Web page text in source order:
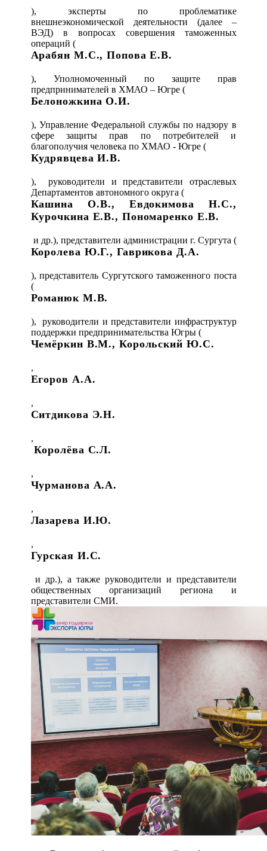
), эксперты по проблематике
внешнеэкономической деятельности (далее –
ВЭД) в вопросах совершения таможенных
операций (
Арабян М.С., Попова Е.В.
), Уполномоченный по защите прав
предпринимателей в ХМАО – Югре (
Белоножкина О.И.
), Управление Федеральной службы по надзору в
сфере защиты прав по потребителей и
благополучия человека по ХМАО - Югре (
Кудрявцева И.В.
), руководители и представители отраслевых
Департаментов автономного округа (
Кашина О.В., Евдокимова Н.С.,
Курочкина Е.В., Пономаренко Е.В.
и др.), представители администрации г. Сургута (
Королева Ю.Г., Гаврикова Д.А.
), представитель Сургутского таможенного поста
(
Романюк М.В.
), руководители и представители инфраструктур
поддержки предпринимательства Югры (
Чемёркин В.М., Корольский Ю.С.
,
Егоров А.А.
,
Ситдикова Э.Н.
,
Королёва С.Л.
,
Чурманова А.А.
,
Лазарева И.Ю.
,
Гурская И.С.
и др.), а также руководители и представители
общественных организаций региона и
представители СМИ.